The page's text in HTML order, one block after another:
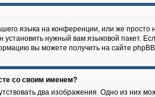
языка на конференции, или же просто
нужный вам языковой пакет.
вы можете получить на сайте
со своим именем?
два изображения. Одно из них